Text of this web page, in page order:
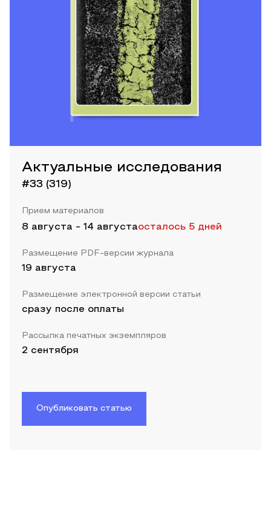
Актуальные исследования
#33 (319)
Прием материалов
8 августа - 14 августаосталось 5 дней
Размещение PDF-версии журнала
19 августа
Размещение электронной версии статьи
сразу после оплаты
Рассылка печатных экземпляров
2 сентября
Опубликовать статью